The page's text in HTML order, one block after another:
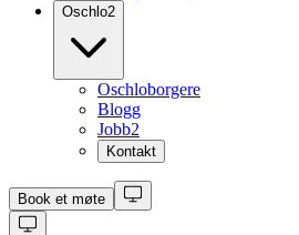
Oschlo2
Oschloborgere
Blogg
Jobb2
Kontakt
Book et møte